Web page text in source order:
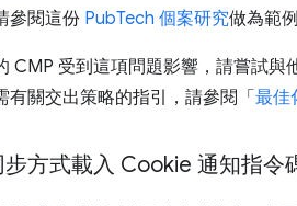
參閱這份 PubTech 個案研究做為範例
CMP 受到這項問題影響，請嘗試與
有關交出策略的指引，請參閱「 最佳
步方式載入 Cookie 通知指令